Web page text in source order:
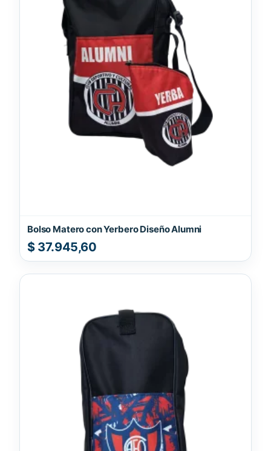
Bolso Matero con Yerbero Diseño Alumni
$37.945,60